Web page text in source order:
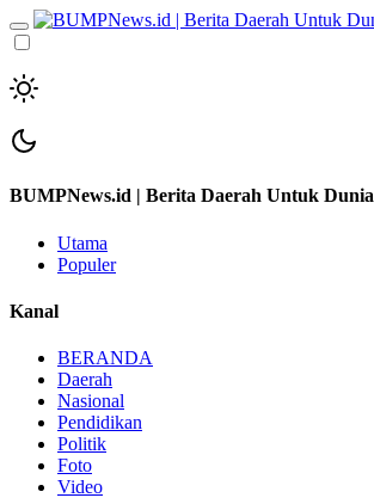
BUMPNews.id | Berita Daerah Untuk Dunia
Utama
Populer
Kanal
BERANDA
Daerah
Nasional
Pendidikan
Politik
Foto
Video